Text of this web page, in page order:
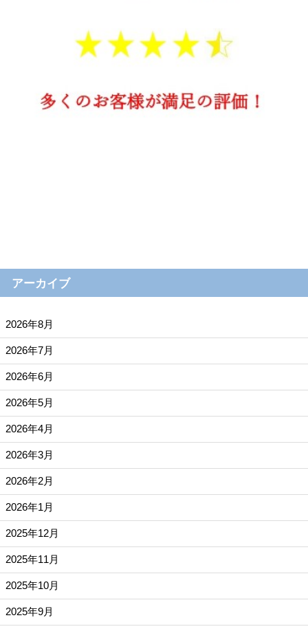
アーカイブ
2026年8月
2026年7月
2026年6月
2026年5月
2026年4月
2026年3月
2026年2月
2026年1月
2025年12月
2025年11月
2025年10月
2025年9月